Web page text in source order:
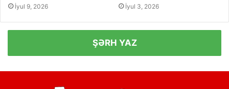
İyul 9, 2026 İyul 3, 2026
ŞƏRH YAZ